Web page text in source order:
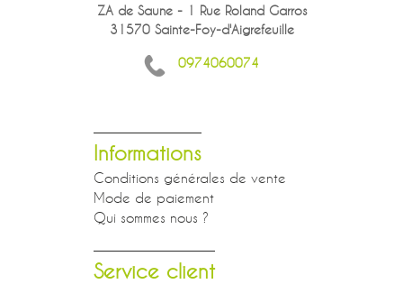
ZA de Saune - 1 Rue Roland Garros
31570 Sainte-Foy-d'Aigrefeuille
0974060074
Informations
Conditions générales de vente
Mode de paiement
Qui sommes nous ?
Service client